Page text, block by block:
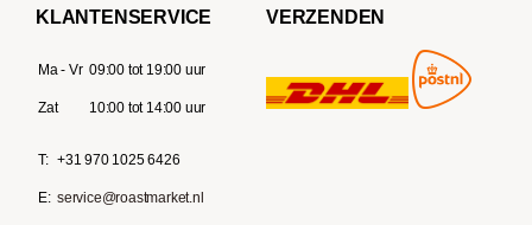
KLANTENSERVICE
Ma - Vr 09:00 tot 19:00 uur
Zat 10:00 tot 14:00 uur
T: +31 970 1025 6426
E: service@roastmarket.nl
VERZENDEN